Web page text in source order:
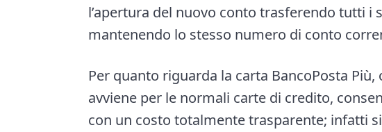
l’apertura del nuovo conto trasferendo tutti i
mantenendo lo stesso numero di conto
Per quanto riguarda la carta BancoPosta
avviene per le normali carte di credito,
con un costo totalmente trasparente; infatti